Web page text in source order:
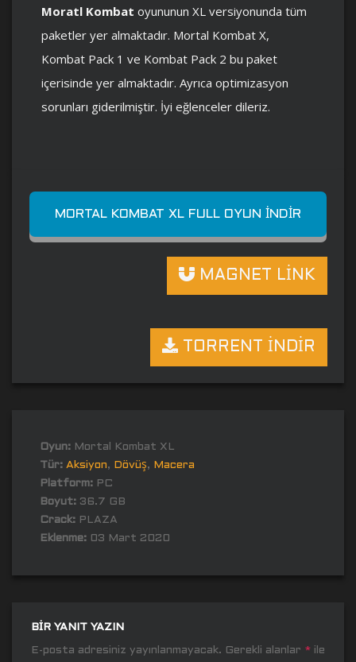
Moratl Kombat oyununun XL versiyonunda tüm
paketler yer almaktadır. Mortal Kombat X,
Kombat Pack 1 ve Kombat Pack 2 bu paket
içerisinde yer almaktadır. Ayrıca optimizasyon
sorunları giderilmiştir. İyi eğlenceler dileriz.
MORTAL KOMBAT XL FULL OYUN İNDIR
MAGNET LİNK
TORRENT İNDİR
Oyun: Mortal Kombat XL
Tür: Aksiyon, Dövüş,
Macera
Platform: PC
Boyut: 36.7 GB
Crack: PLAZA
Eklenme: 03 Mart 2020
BIR YANIT YAZIN
E-posta adresiniz yayınlanmayacak. Gerekli alanlar * ile